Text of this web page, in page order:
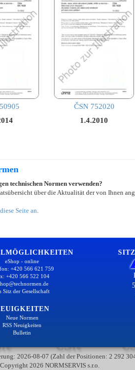
ČSN 752020
1.4.2010
technischen Normen verwenden?
über die Aktualität der von Ihnen
diese Seite an.
eShop - online
+420 566 621 759
+420 566 522 104
Sitz der Gesellschaft
Neue Normen
RSS Neuigkeiten
Bulletin
2026-08-07 (Zahl der Positionen: 2 292
2026 NORMSERVIS s.r.o.